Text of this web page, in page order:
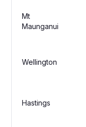
Mt
Maunganui
Wellington
Hastings